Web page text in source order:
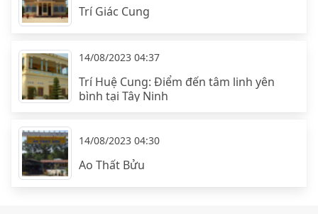
Trí Giác Cung
14/08/2023 04:37
Trí Huệ Cung: Điểm đến tâm linh yên
bình tại Tây Ninh
14/08/2023 04:30
Ao Thất Bửu